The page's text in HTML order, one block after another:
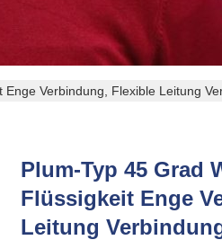
Verbindung, Flexible Leitung
Plum-Typ 45 Grad
Flüssigkeit Enge
Leitung